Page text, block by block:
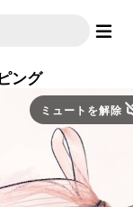
ング
ミュートを解除